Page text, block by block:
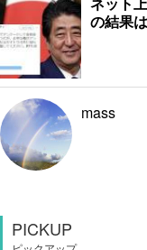
の結果
mass
PICKUP